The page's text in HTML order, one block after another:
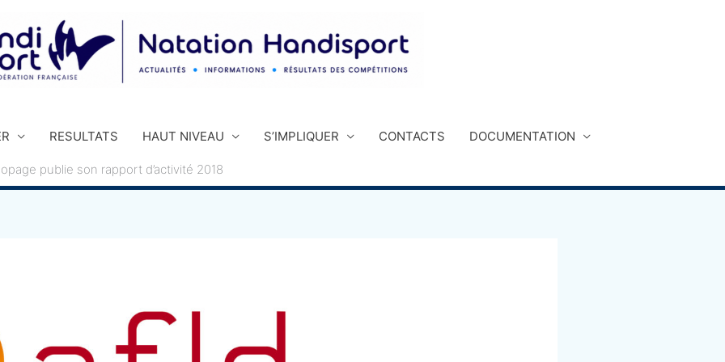
RESULTATS HAUT NIVEAU S’IMPLIQUER CONTACTS DOCUMENTATION
publie son rapport d’activité 2018